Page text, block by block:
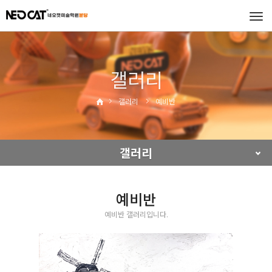
갤러리
갤러리 예비반
갤러리
예비반
예비반 갤러리입니다.